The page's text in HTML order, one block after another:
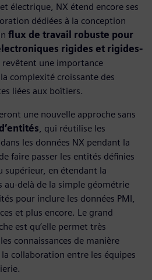
électrique, NX étend encore ses
dédiées à la conception
flux de travail robuste pour
rigides et rigides-
revêtent une importance
complexité croissante des
liées aux boîtiers.
une nouvelle approche sans
, qui réutilise les
les données NX pendant la
faire passer les entités définies
supérieur, en étendant la
au-delà de la simple géométrie
pour inclure les données PMI,
et plus encore. Le grand
est qu’elle permet très
connaissances de manière
collaboration entre les équipes